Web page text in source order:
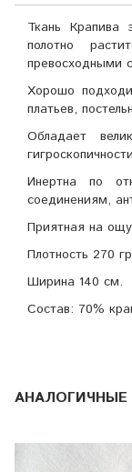
Ткань Крапива
полотно
превосходными
Хорошо
платьев,
Обладает
Инертна по
соединениям,
Приятная на
Плотность 270
Ширина 140 см.
Состав: 70%
АНАЛОГИЧНЫЕ